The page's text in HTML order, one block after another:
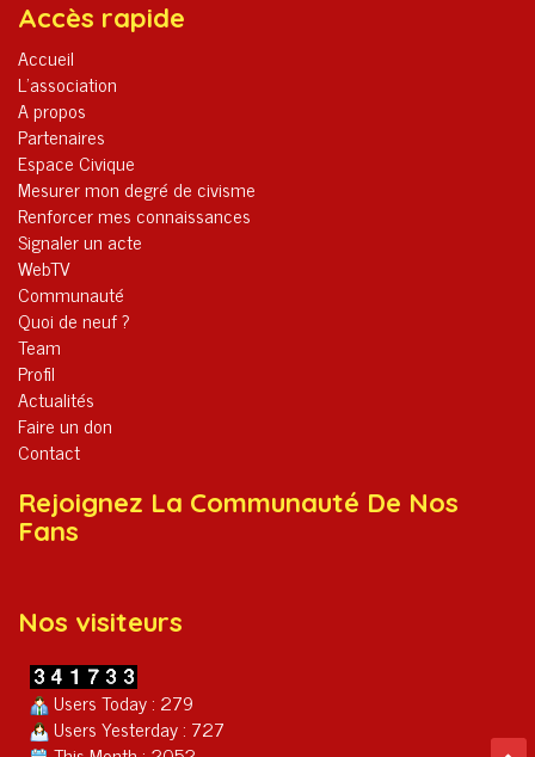
Accès rapide
Accueil
L’association
A propos
Partenaires
Espace Civique
Mesurer mon degré de civisme
Renforcer mes connaissances
Signaler un acte
WebTV
Communauté
Quoi de neuf ?
Team
Profil
Actualités
Faire un don
Contact
Rejoignez La Communauté De Nos
Fans
Nos visiteurs
Users Today : 279
Users Yesterday : 727